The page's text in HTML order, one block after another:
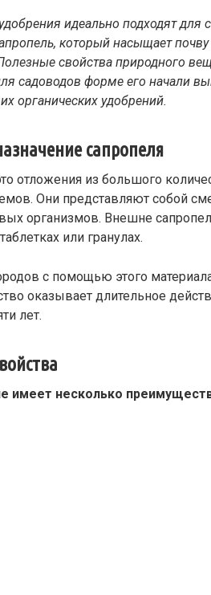
идеально подходят для
который насыщает
свойства природного
садоводов форме его начали
органических удобрений.
сапропеля
отложения из большого
Они представляют собой
организмов. Внешне
или гранулах.
с помощью этого
оказывает длительное
лет.
имеет несколько